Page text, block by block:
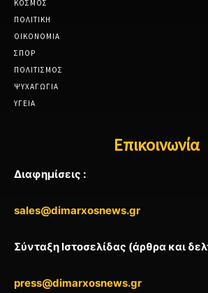
ΚΟΣΜΟΣ
ΠΟΛΙΤΙΚΗ
ΟΙΚΟΝΟΜΙΑ
ΣΠΟΡ
ΠΟΛΙΤΙΣΜΟΣ
ΨΥΧΑΓΩΓΙΑ
ΥΓΕΙΑ
Επικοινωνία
Διαφημίσεις :
sales@dimarxosnews.gr
Σύνταξη Ιστοσελίδας (άρθρα και
press@dimarxosnews.gr